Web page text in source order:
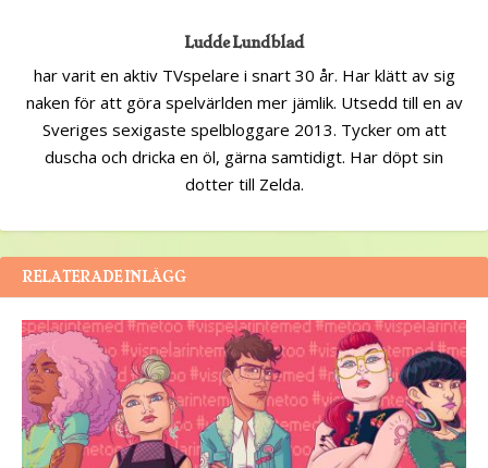
Ludde Lundblad
har varit en aktiv TVspelare i snart 30 år. Har klätt av sig
naken för att göra spelvärlden mer jämlik. Utsedd till en av
Sveriges sexigaste spelbloggare 2013. Tycker om att
duscha och dricka en öl, gärna samtidigt. Har döpt sin
dotter till Zelda.
RELATERADE INLÄGG